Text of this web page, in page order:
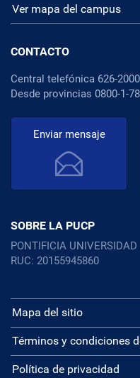
Ver mapa del campus
CONTACTO
Central telefónica 626-2000
Desde provincias 0800-1-
Enviar mensaje
SOBRE LA PUCP
PONTIFICIA
RUC: 20155945860
Mapa del sitio
Términos y condiciones
Política de privacidad